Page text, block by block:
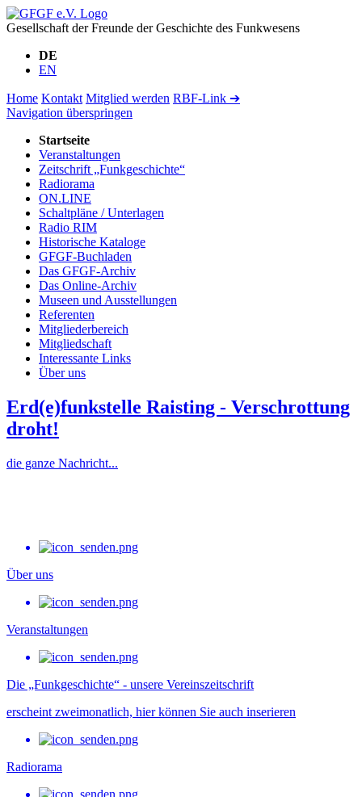
Gesellschaft der Freunde der Geschichte des Funkwesens
DE
EN
Home Kontakt Mitglied werden RBF-Link ➔
Navigation überspringen
Startseite
Veranstaltungen
Zeitschrift „Funkgeschichte“
Radiorama
ON.LINE
Schaltpläne / Unterlagen
Radio RIM
Historische Kataloge
GFGF-Buchladen
Das GFGF-Archiv
Das Online-Archiv
Museen und Ausstellungen
Referenten
Mitgliederbereich
Mitgliedschaft
Interessante Links
Über uns
Erd(e)funkstelle Raisting - Verschrottung
droht!
die ganze Nachricht...
Über uns
Veranstaltungen
Die „Funkgeschichte“ - unsere Vereinszeitschrift
erscheint zweimonatlich, hier können Sie auch inserieren
Radiorama